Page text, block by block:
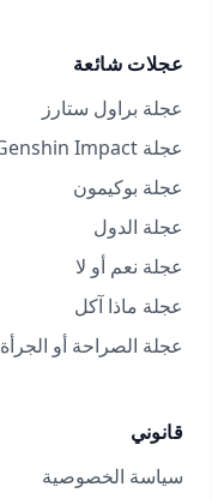
عجلات شائعة
عجلة براول ستارز
عجلة Genshin Impact
عجلة بوكيمون
عجلة الدول
عجلة نعم أو لا
عجلة ماذا آكل
عجلة الصراحة أو الجرأة
قانوني
سياسة الخصوصية